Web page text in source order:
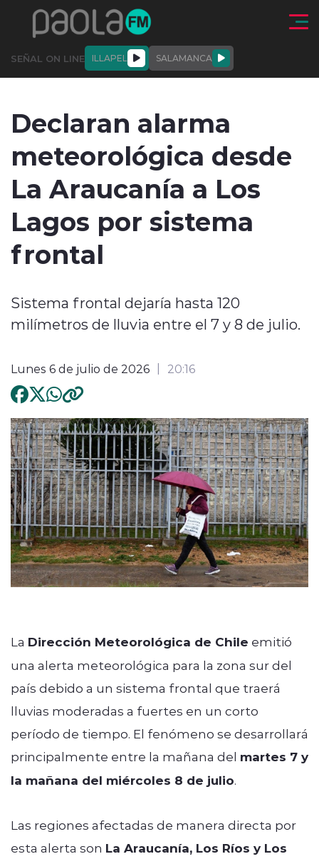
Click acá para ir directamente al contenido
SEÑAL ON LINE ILLAPEL SALAMANCA
modo claro
Declaran alarma
meteorológica desde
La Araucanía a Los
Lagos por sistema
frontal
Sistema frontal dejaría hasta 120
milímetros de lluvia entre el 7 y 8 de julio.
Lunes 6 de julio de 2026 20:16
La Dirección Meteorológica de Chile emitió
una alerta meteorológica para la zona sur del
país debido a un sistema frontal que traerá
lluvias moderadas a fuertes en un corto
período de tiempo. El fenómeno se desarrollará
principalmente entre la mañana del martes 7 y
la mañana del miércoles 8 de julio.
Las regiones afectadas de manera directa por
esta alerta son La Araucanía, Los Ríos y Los